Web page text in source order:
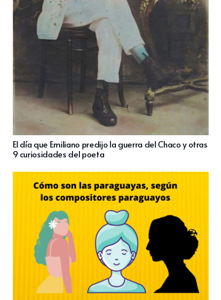
El día que Emiliano predijo la guerra del Chaco y otras
9 curiosidades del poeta